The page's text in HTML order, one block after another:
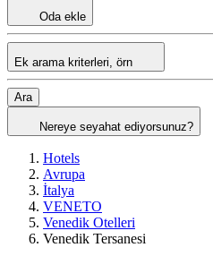
Oda ekle
Ek arama kriterleri, örn
Ara
Nereye seyahat ediyorsunuz?
Hotels
Avrupa
İtalya
VENETO
Venedik Otelleri
Venedik Tersanesi